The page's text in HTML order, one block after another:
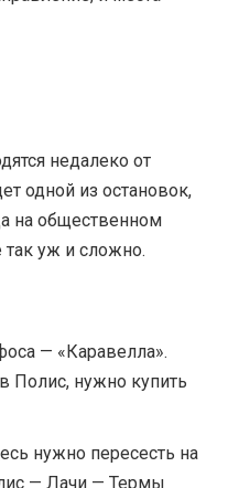
недалеко от
одной из остановок,
на общественном
так уж и сложно.
— «Каравелла».
Полис, нужно купить
нужно пересесть на
— Лачи — Термы